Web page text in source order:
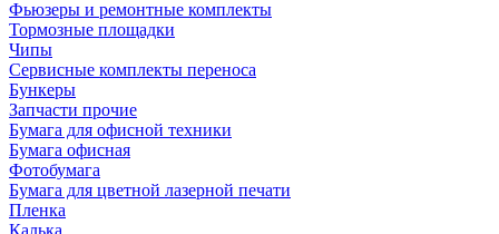
Фьюзеры и ремонтные комплекты
Тормозные площадки
Чипы
Сервисные комплекты переноса
Бункеры
Запчасти прочие
Бумага для офисной техники
Бумага офисная
Фотобумага
Бумага для цветной лазерной печати
Пленка
Калька